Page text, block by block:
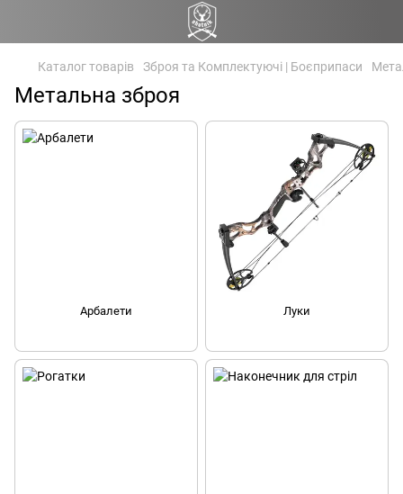
Каталог товарів Зброя та Комплектуючі | Боєприпаси
Метальна зброя
Арбалети Луки